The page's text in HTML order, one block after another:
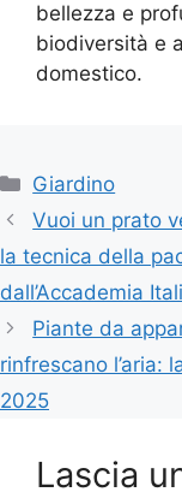
bellezza e
biodiversità e
domestico.
Categorie
Giardino
Vuoi un prato
la tecnica della
dall’Accademia
Piante da
rinfrescano l’aria:
2025
Lascia